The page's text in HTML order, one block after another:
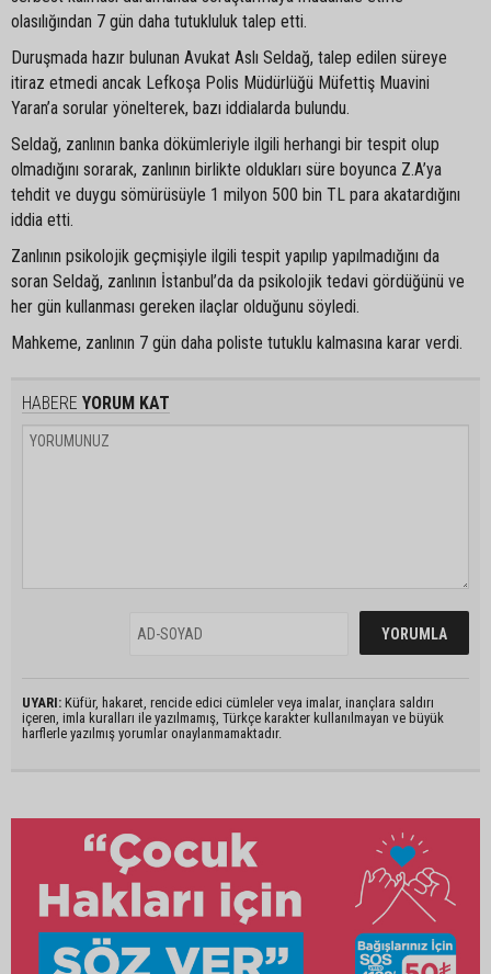
olasılığından 7 gün daha tutukluluk talep etti.
Duruşmada hazır bulunan Avukat Aslı Seldağ, talep edilen süreye
itiraz etmedi ancak Lefkoşa Polis Müdürlüğü Müfettiş Muavini
Yaran’a sorular yönelterek, bazı iddialarda bulundu.
Seldağ, zanlının banka dökümleriyle ilgili herhangi bir tespit olup
olmadığını sorarak, zanlının birlikte oldukları süre boyunca Z.A’ya
tehdit ve duygu sömürüsüyle 1 milyon 500 bin TL para akatardığını
iddia etti.
Zanlının psikolojik geçmişiyle ilgili tespit yapılıp yapılmadığını da
soran Seldağ, zanlının İstanbul’da da psikolojik tedavi gördüğünü ve
her gün kullanması gereken ilaçlar olduğunu söyledi.
Mahkeme, zanlının 7 gün daha poliste tutuklu kalmasına karar verdi.
HABERE YORUM KAT
UYARI: Küfür, hakaret, rencide edici cümleler veya imalar, inançlara saldırı
içeren, imla kuralları ile yazılmamış, Türkçe karakter kullanılmayan ve büyük
harflerle yazılmış yorumlar onaylanmamaktadır.